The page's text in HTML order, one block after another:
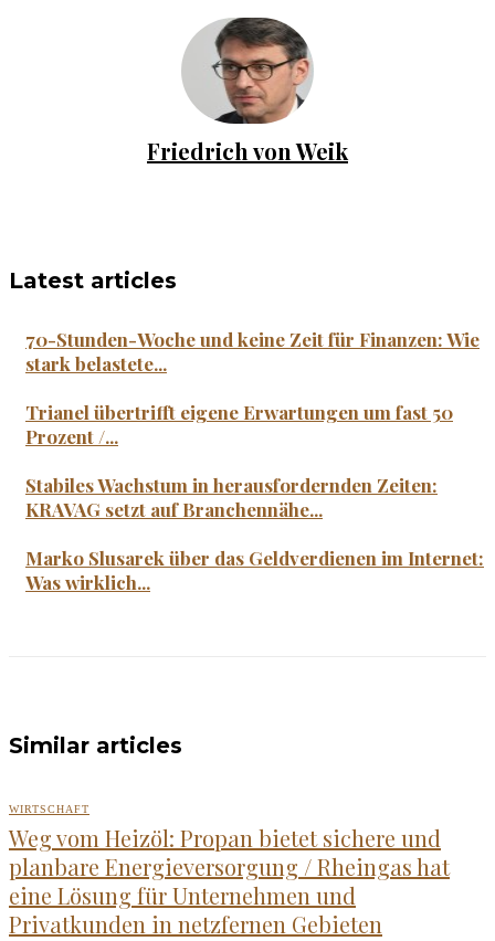
Friedrich von Weik
Latest articles
70-Stunden-Woche und keine Zeit für Finanzen: Wie
stark belastete...
Trianel übertrifft eigene Erwartungen um fast 50
Prozent /...
Stabiles Wachstum in herausfordernden Zeiten:
KRAVAG setzt auf Branchennähe...
Marko Slusarek über das Geldverdienen im Internet:
Was wirklich...
Similar articles
WIRTSCHAFT
Weg vom Heizöl: Propan bietet sichere und
planbare Energieversorgung / Rheingas hat
eine Lösung für Unternehmen und
Privatkunden in netzfernen Gebieten